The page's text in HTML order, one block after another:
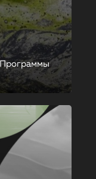
Программы